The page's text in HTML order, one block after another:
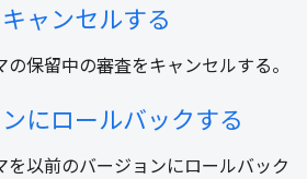
ャンセルする
保留中の審査をキャンセルする。
にロールバックする
を以前のバージョンにロールバック